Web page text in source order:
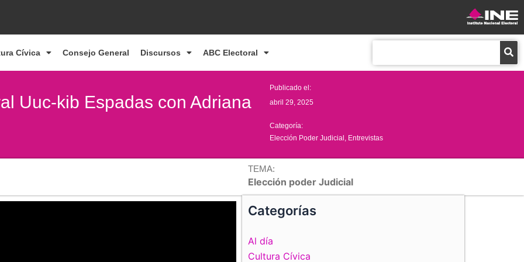
Cívica Consejo General Discursos ABC Electoral
Uuc-kib Espadas con Adriana
Publicado el:
abril 29, 2025
Categoría:
Elección Poder Judicial Entrevistas
TEMA:
Elección poder Judicial
Categorías
Al día
Cultura Cívica